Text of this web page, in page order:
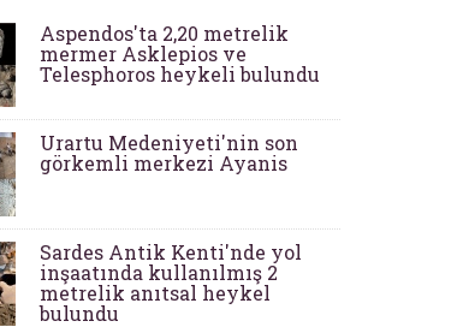
Aspendos'ta 2,20 metrelik
mermer Asklepios ve
Telesphoros heykeli bulundu
Urartu Medeniyeti'nin son
görkemli merkezi Ayanis
Sardes Antik Kenti'nde yol
inşaatında kullanılmış 2
metrelik anıtsal heykel
bulundu